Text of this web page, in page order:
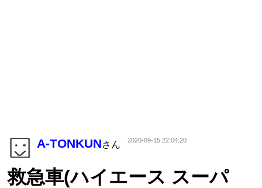
A-TONKUNさん 2020-09-15 22:04:20
救急車(ハイエース スーパ